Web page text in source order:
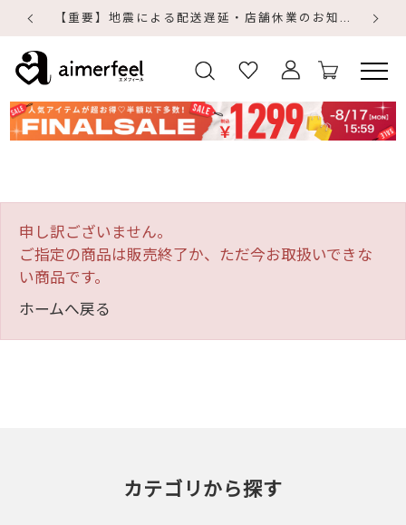
【重要】地震による配送遅延・店舗休業のお知らせ
申し訳ございません。
ご指定の商品は販売終了か、ただ今お取扱いできな
い商品です。
ホームへ戻る
カテゴリから探す